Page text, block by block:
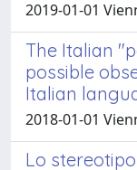
2019-01-01
The Italian
possible
Italian
2018-01-01
Lo